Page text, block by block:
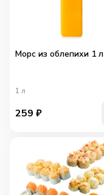
Морс из облепихи 1 л
1 л
259 ₽